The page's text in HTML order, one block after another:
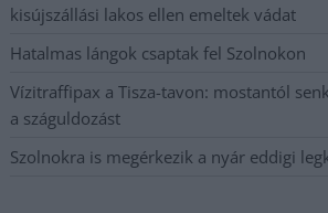
kisújszállási lakos ellen emeltek vádat
Hatalmas lángok csaptak fel Szolnokon
Vízitraffipax a Tisza-tavon: mostantól
a száguldozást
Szolnokra is megérkezik a nyár eddigi